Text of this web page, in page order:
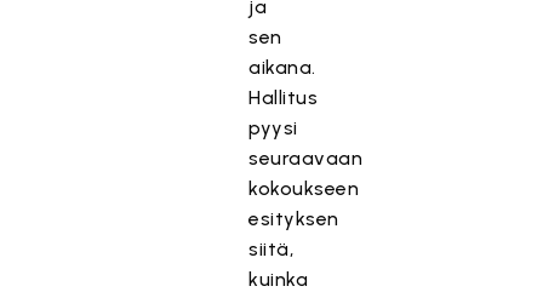
ja
sen
aikana.
Hallitus
pyysi
seuraavaan
kokoukseen
esityksen
siitä,
kuinka